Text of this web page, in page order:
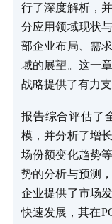
行了深度解析，
分应用领域现状
部企业布局、需
域的展望。这一
战略提供了有力支
报告综合评估了
模，并分析了增
场份额变化趋势
势的分析与预测
企业提供了市场
快速发展，其在